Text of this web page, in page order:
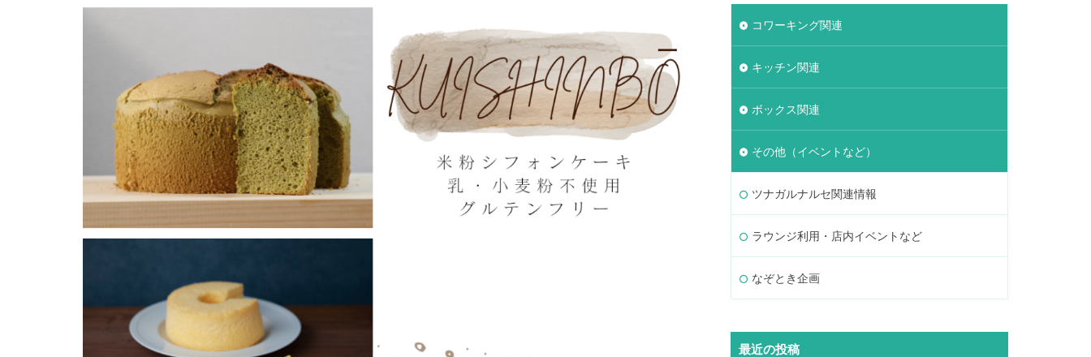
コワーキング関連
キッチン関連
ボックス関連
その他（イベントなど）
ツナガルナルセ関連情報
ラウンジ利用・店内イベントなど
なぞとき企画
最近の投稿